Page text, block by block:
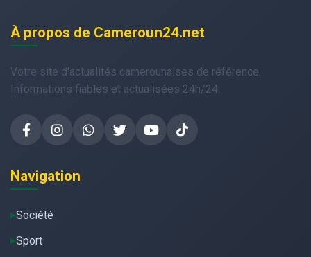
À propos de Cameroun24.net
Votre site d'actualités camerounaises de référence.
Informations fiables et actualisées 24h/24.
Navigation
Société
Sport